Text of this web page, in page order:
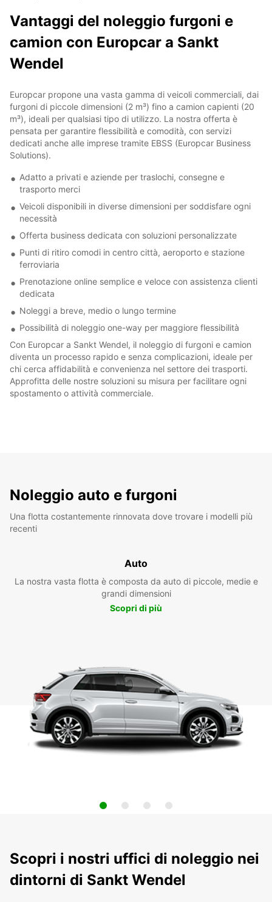
Vantaggi del noleggio furgoni e
camion con Europcar a Sankt
Wendel
Europcar propone una vasta gamma di veicoli commerciali, dai
furgoni di piccole dimensioni (2 m³) fino a camion capienti (20
m³), ideali per qualsiasi tipo di utilizzo. La nostra offerta è
pensata per garantire flessibilità e comodità, con servizi
dedicati anche alle imprese tramite EBSS (Europcar Business
Solutions).
Adatto a privati e aziende per traslochi, consegne e
trasporto merci
Veicoli disponibili in diverse dimensioni per soddisfare ogni
necessità
Offerta business dedicata con soluzioni personalizzate
Punti di ritiro comodi in centro città, aeroporto e stazione
ferroviaria
Prenotazione online semplice e veloce con assistenza clienti
dedicata
Noleggi a breve, medio o lungo termine
Possibilità di noleggio one-way per maggiore flessibilità
Con Europcar a Sankt Wendel, il noleggio di furgoni e camion
diventa un processo rapido e senza complicazioni, ideale per
chi cerca affidabilità e convenienza nel settore dei trasporti.
Approfitta delle nostre soluzioni su misura per facilitare ogni
spostamento o attività commerciale.
Noleggio auto e furgoni
Una flotta costantemente rinnovata dove trovare i modelli più
recenti
Auto
La nostra vasta flotta è composta da auto di piccole, medie e
grandi dimensioni
Scopri di più
Scopri i nostri uffici di noleggio nei
dintorni di Sankt Wendel